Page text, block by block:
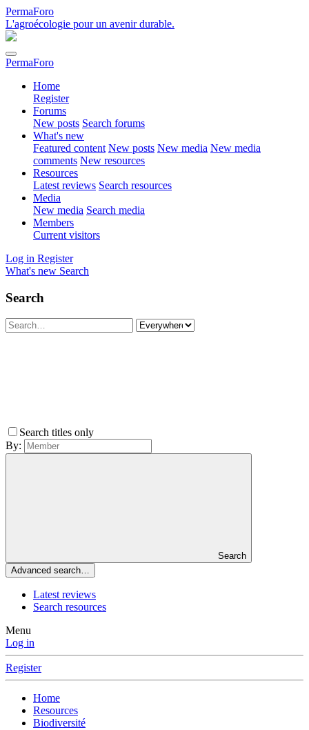
PermaForo
L'agroécologie pour un avenir durable.
PermaForo
Home
Register
Forums
New posts Search forums
What's new
Featured content New posts New media New media
comments New resources
Resources
Latest reviews Search resources
Media
New media Search media
Members
Current visitors
Log in Register
What's new Search
Search
Search titles only
By:
Search
Advanced search…
Latest reviews
Search resources
Menu
Log in
Register
Home
Resources
Biodiversité